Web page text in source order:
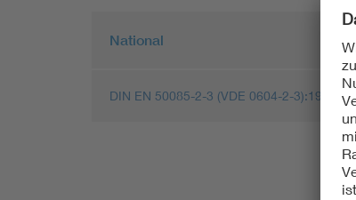
National
DIN EN 50085-2-3 (VDE 0604-2-3):1999-12